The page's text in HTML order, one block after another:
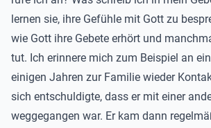
lernen sie, ihre Gefühle mit Gott zu
wie Gott ihre Gebete erhört und
tut. Ich erinnere mich zum Beispiel an
einigen Jahren zur Familie wieder
sich entschuldigte, dass er mit einer
weggegangen war. Er kam dann